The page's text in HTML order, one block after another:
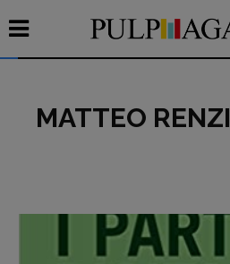
Primo Piano
Interviste
MATTEO RENZI